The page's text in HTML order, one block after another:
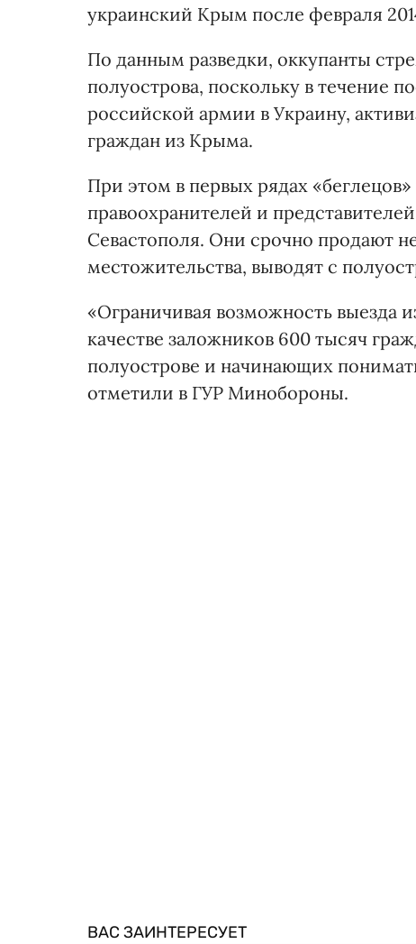
украинский Крым после февраля
По данным разведки, оккупанты
полуострова, поскольку в течение
российской армии в Украину,
граждан из Крыма.
При этом в первых рядах
правоохранителей и
Севастополя. Они срочно продают
местожительства, выводят с
«Ограничивая возможность выезда
качестве заложников 600 тысяч
полуострове и начинающих
отметили в ГУР Минобороны.
ВАС ЗАИНТЕРЕСУЕТ